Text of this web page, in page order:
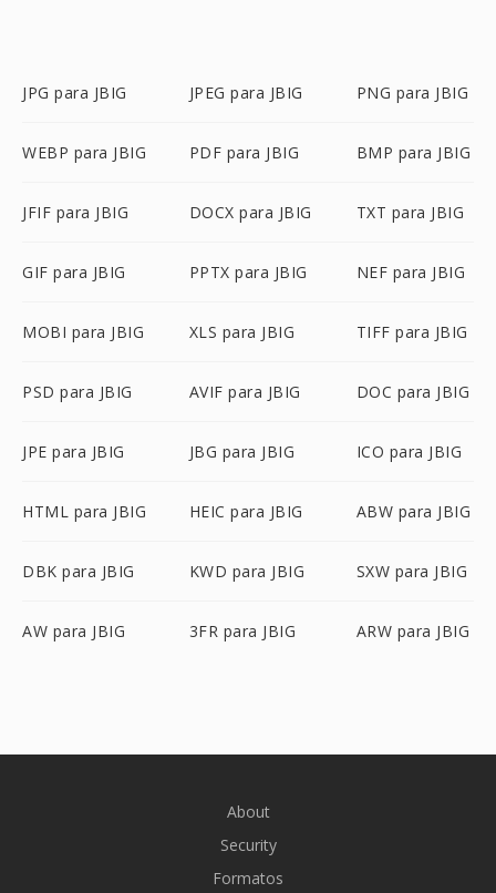
JPG para JBIG JPEG para JBIG PNG para JBIG
WEBP para JBIG PDF para JBIG BMP para JBIG
JFIF para JBIG DOCX para JBIG TXT para JBIG
GIF para JBIG PPTX para JBIG NEF para JBIG
MOBI para JBIG XLS para JBIG TIFF para JBIG
PSD para JBIG AVIF para JBIG DOC para JBIG
JPE para JBIG JBG para JBIG ICO para JBIG
HTML para JBIG HEIC para JBIG ABW para JBIG
DBK para JBIG KWD para JBIG SXW para JBIG
AW para JBIG 3FR para JBIG ARW para JBIG
About
Security
Formatos